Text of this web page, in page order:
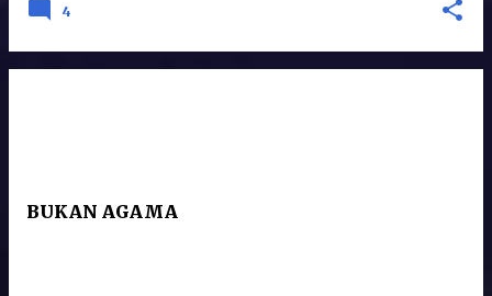
4
BUKAN AGAMA